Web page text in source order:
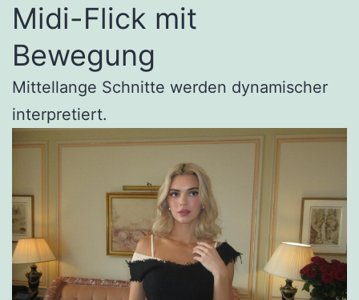
Midi-Flick mit
Bewegung
Mittellange Schnitte werden dynamischer
interpretiert.